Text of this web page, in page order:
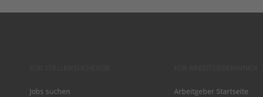
Jobs suchen
Arbeitgeber Startseite